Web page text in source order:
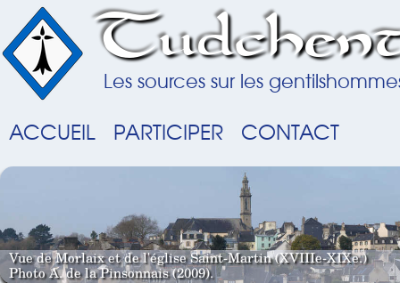
Les sources sur les
ACCUEIL PARTICIPER CONTACT
Vue de Morlaix et de l'église Saint-Martin (XVIIIe-XIXe.)
Photo A. de la Pinsonnais (2009).